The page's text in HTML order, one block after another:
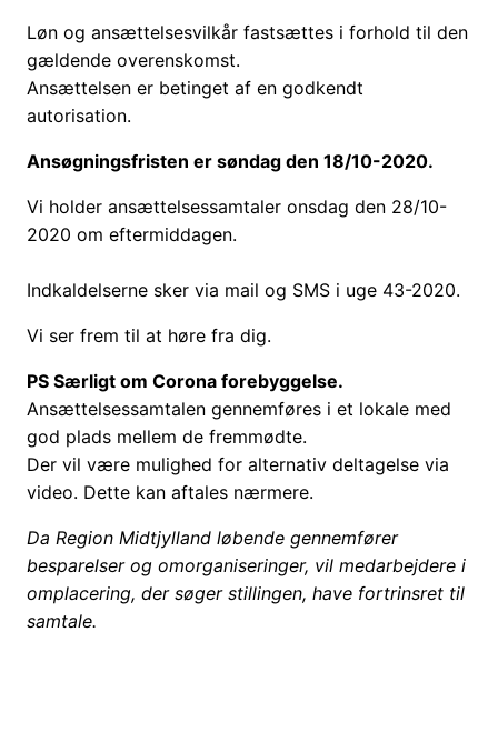
Løn og ansættelsesvilkår fastsættes i forhold til den
gældende overenskomst.
Ansættelsen er betinget af en godkendt
autorisation.
Ansøgningsfristen er søndag den 18/10-2020.
Vi holder ansættelsessamtaler onsdag den 28/10-
2020 om eftermiddagen.
Indkaldelserne sker via mail og SMS i uge 43-2020.
Vi ser frem til at høre fra dig.
PS Særligt om Corona forebyggelse.
Ansættelsessamtalen gennemføres i et lokale med
god plads mellem de fremmødte.
Der vil være mulighed for alternativ deltagelse via
video. Dette kan aftales nærmere.
Da Region Midtjylland løbende gennemfører
besparelser og omorganiseringer, vil medarbejdere i
omplacering, der søger stillingen, have fortrinsret til
samtale.